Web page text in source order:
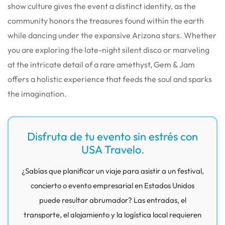
show culture gives the event a distinct identity, as the
community honors the treasures found within the earth
while dancing under the expansive Arizona stars. Whether
you are exploring the late-night silent disco or marveling
at the intricate detail of a rare amethyst, Gem & Jam
offers a holistic experience that feeds the soul and sparks
the imagination.
Disfruta de tu evento sin estrés con
USA Travelo.
¿Sabías que planificar un viaje para asistir a un festival,
concierto o evento empresarial en Estados Unidos
puede resultar abrumador? Las entradas, el
transporte, el alojamiento y la logística local requieren